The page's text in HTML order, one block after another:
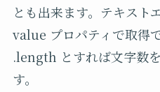
とも出来ます。テキスト
value プロパティで取得
.length とすれば文字数
す。